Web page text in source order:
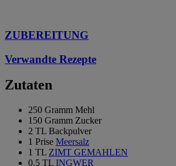
ZUBEREITUNG
Verwandte Rezepte
Zutaten
250 Gramm Mehl
150 Gramm Zucker
2 TL Backpulver
1 Prise Meersalz
1 TL ZIMT GEMAHLEN
0.5 TL INGWER